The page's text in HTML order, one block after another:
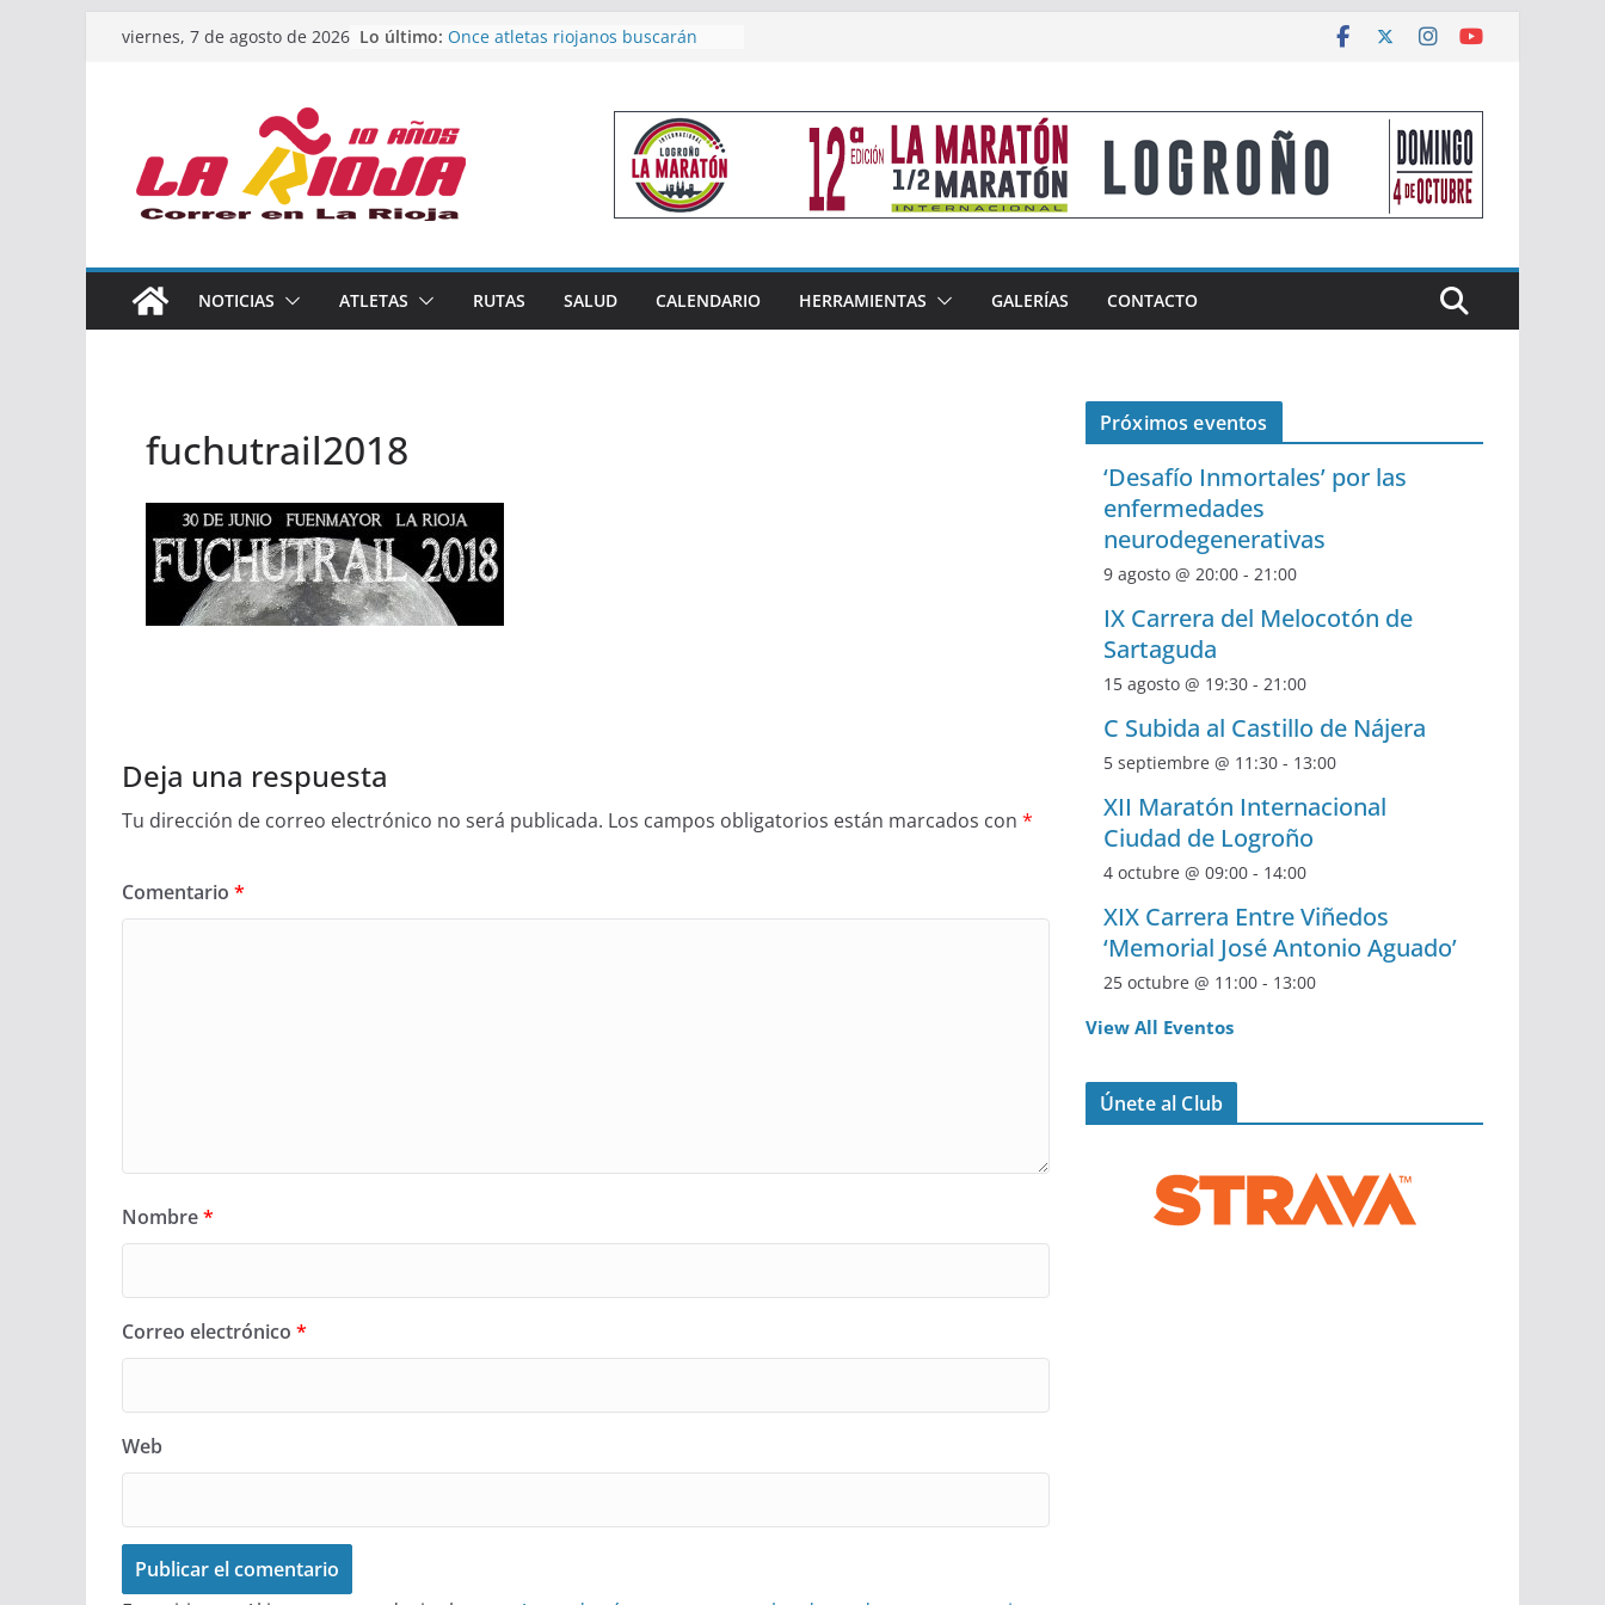
Saltarviernes, 7 de agosto de 2026 Lo último: Once atletas riojanos buscarán
Un bronce en 4×400 y tres puestos
de finalista cierran la participación
riojana en en Nacional de Málaga
El equipo femenino del Tritones
Rioja alcanza el podio nacional de
Acuatlón en Calahorra
España absoluto en Disco
Calahorra acoge este fin de semana
NOTICIAS ATLETAS RUTAS SALUD CALENDARIO HERRAMIENTAS GALERÍAS CONTACTO
fuchutrail2018
Deja una respuesta
Tu dirección de correo electrónico no será publicada. Los campos obligatorios están marcados con *
Comentario *
Nombre*
Correo electrónico *
Web
Próximos eventos
‘Desafío Inmortales’ por las
enfermedades
neurodegenerativas
9 agosto @ 20:00 - 21:00
IX Carrera del Melocotón de
Sartaguda
15 agosto @ 19:30 - 21:00
C Subida al Castillo de Nájera
5 septiembre @ 11:30 - 13:00
XII Maratón Internacional
Ciudad de Logroño
4 octubre @ 09:00 - 14:00
XIX Carrera Entre Viñedos
‘Memorial José Antonio Aguado’
25 octubre @ 11:00 - 13:00
View All Eventos
Únete al Club